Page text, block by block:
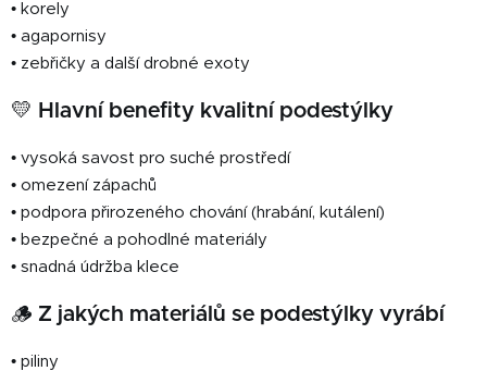
u
• korely
• agapornisy
• zebřičky a další drobné exoty
💛 Hlavní benefity kvalitní podestýlky
• vysoká savost pro suché prostředí
• omezení zápachů
• podpora přirozeného chování (hrabání, kutálení)
• bezpečné a pohodlné materiály
• snadná údržba klece
🪵 Z jakých materiálů se podestýlky vyrábí
• piliny